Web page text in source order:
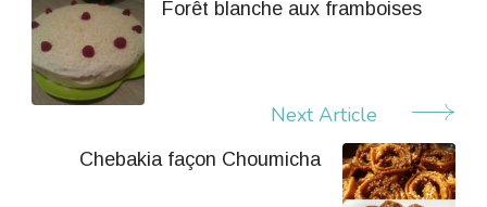
NavigationForêt blanche aux framboises
Next Article
Chebakia façon Choumicha